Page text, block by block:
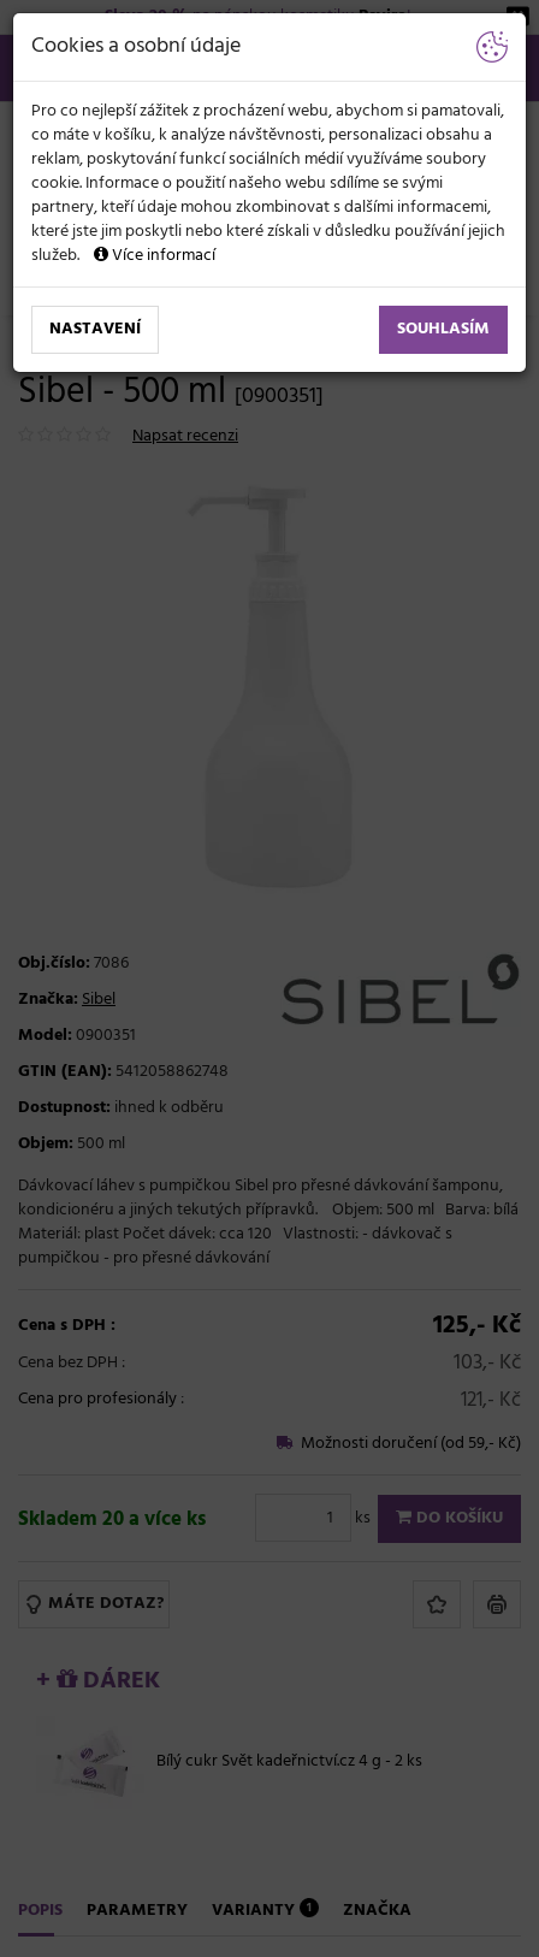
Sleva 20 %na pánskou kosmetikuBeviro!
566 440 099
info@svetkadernictvi.cz
Po−pá: 8−17
Vše o nákupu Kč
KATEGORIE
MENU
Kadeřnické potřeby Ostatní
Dávkovací láhev s pumpičkou
Sibel - 500 ml [0900351]
Napsat recenzi
Obj.číslo:7086
Značka:Sibel
Model:0900351
GTIN (EAN): 5412058862748
Dostupnost: ihned k odběru
Objem: 500 ml
Dávkovací láhev s pumpičkou Sibel pro přesné dávkování šamponu,
kondicionéru a jiných tekutých přípravků. Objem: 500 ml Barva: bílá
Materiál: plast Počet dávek: cca 120 Vlastnosti: - dávkovač s
pumpičkou - pro přesné dávkování
Cena s DPH : 125,- Kč
Cena bez DPH : 103,- Kč
Cena pro profesionály: 121,- Kč
Možnosti doručení (od 59,- Kč)
Skladem 20 a více ks ks DO KOŠÍKU
MÁTE DOTAZ?
+ DÁREK
Bílý cukr Svět kadeřnictví.cz 4 g - 2 ks
POPIS PARAMETRY VARIANTY 1 ZNAČKA
Cookies a osobní údaje
Pro co nejlepší zážitek z procházení webu, abychom si pamatovali,
co máte v košíku, k analýze návštěvnosti, personalizaci obsahu a
reklam, poskytování funkcí sociálních médií využíváme soubory
cookie. Informace o použití našeho webu sdílíme se svými
partnery, kteří údaje mohou zkombinovat s dalšími informacemi,
které jste jim poskytli nebo které získali v důsledku používání jejich
služeb.
Více informací
NASTAVENÍ SOUHLASÍM